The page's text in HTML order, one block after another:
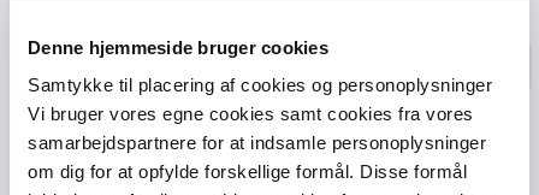
Denne hjemmeside bruger cookies
Samtykke til placering af cookies og personoplysninger
Vi bruger vores egne cookies samt cookies fra vores
samarbejdspartnere for at indsamle personoplysninger
om dig for at opfylde forskellige formål. Disse formål
du/I har besøgt Universe.